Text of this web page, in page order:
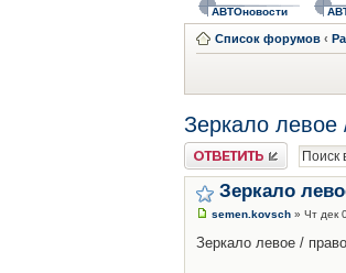
АВТОновости
Список форумов ‹
Зеркало левое
Ответить
Зеркало
semen.kovsch » Чт дек
Зеркало левое /